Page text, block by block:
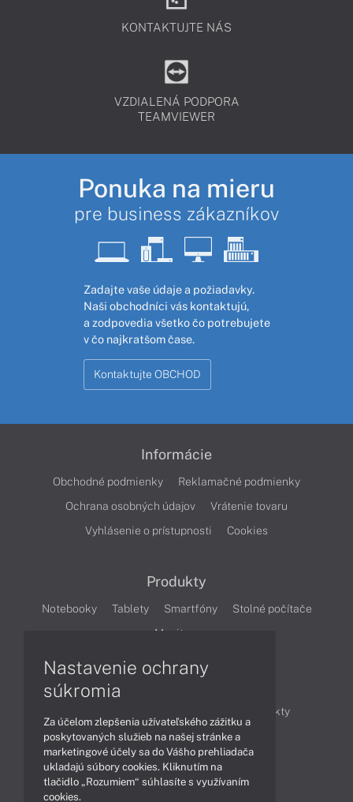
KONTAKTUJTE NÁS
VZDIALENÁ PODPORA
TEAMVIEWER
Ponuka na mieru
pre business zákazníkov
Zadajte vaše údaje a požiadavky.
Naši obchodníci vás kontaktujú,
a zodpovedia všetko čo potrebujete
v čo najkratšom čase.
Kontaktujte OBCHOD
Informácie
Obchodné podmienky
Reklamačné podmienky
Ochrana osobných údajov
Vrátenie tovaru
Vyhlásenie o prístupnosti
Cookies
Produkty
Notebooky Tablety Smartfóny
Stolné počítače
Monitory
Produkty
Technológie
Videá
Obsah
Nastavenie ochrany
súkromia
Za účelom zlepšenia užívateľského zážitku a
poskytovaných služieb na našej stránke a
marketingové účely sa do Vášho prehliadača
ukladajú súbory cookies. Kliknutím na
tlačidlo „Rozumiem“ súhlasíte s využívaním
cookies.